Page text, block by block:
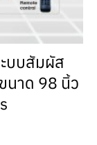
บบสัมผัส
นาด 98 นิ้ว